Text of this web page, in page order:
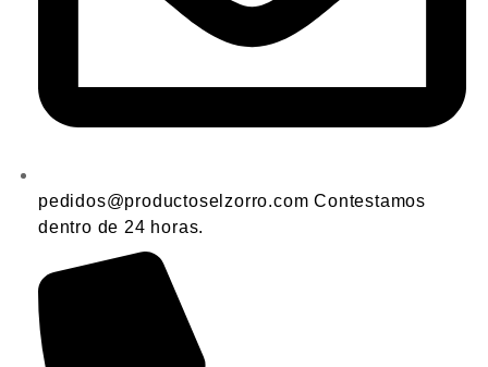
pedidos@productoselzorro.com Contestamos
dentro de 24 horas.